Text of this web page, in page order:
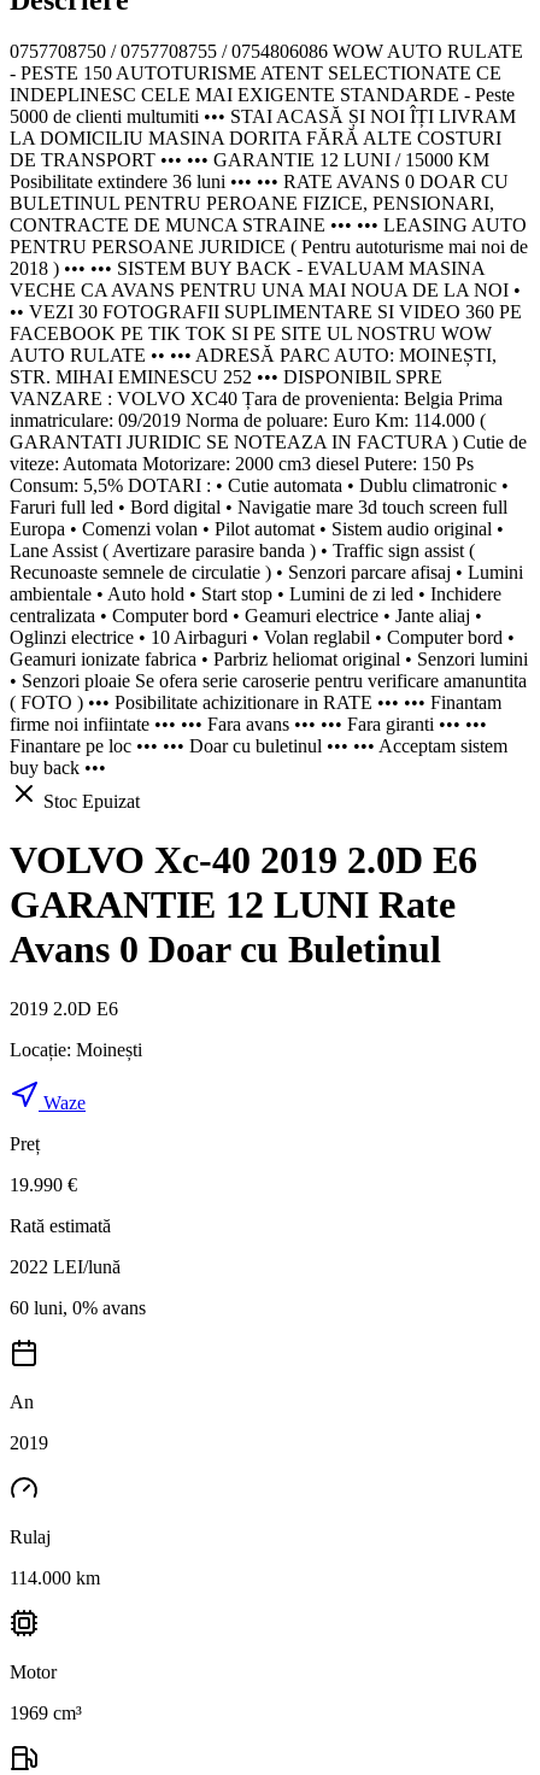
0757708750 / 0757708755 / 0754806086 WOW AUTO RULATE
- PESTE 150 AUTOTURISME ATENT SELECTIONATE CE
INDEPLINESC CELE MAI EXIGENTE STANDARDE - Peste
5000 de clienti multumiti ••• STAI ACASĂ ȘI NOI ÎȚI LIVRAM
LA DOMICILIU MASINA DORITA FĂRĂ ALTE COSTURI
DE TRANSPORT ••• ••• GARANTIE 12 LUNI / 15000 KM
Posibilitate extindere 36 luni ••• ••• RATE AVANS 0 DOAR CU
BULETINUL PENTRU PEROANE FIZICE, PENSIONARI,
CONTRACTE DE MUNCA STRAINE ••• ••• LEASING AUTO
PENTRU PERSOANE JURIDICE ( Pentru autoturisme mai noi de
2018 ) ••• ••• SISTEM BUY BACK - EVALUAM MASINA
VECHE CA AVANS PENTRU UNA MAI NOUA DE LA NOI •
•• VEZI 30 FOTOGRAFII SUPLIMENTARE SI VIDEO 360 PE
FACEBOOK PE TIK TOK SI PE SITE UL NOSTRU WOW
AUTO RULATE •• ••• ADRESĂ PARC AUTO: MOINEȘTI,
STR. MIHAI EMINESCU 252 ••• DISPONIBIL SPRE
VANZARE : VOLVO XC40 Țara de provenienta: Belgia Prima
inmatriculare: 09/2019 Norma de poluare: Euro Km: 114.000 (
GARANTATI JURIDIC SE NOTEAZA IN FACTURA ) Cutie de
viteze: Automata Motorizare: 2000 cm3 diesel Putere: 150 Ps
Consum: 5,5% DOTARI : • Cutie automata • Dublu climatronic •
Faruri full led • Bord digital • Navigatie mare 3d touch screen full
Europa • Comenzi volan • Pilot automat • Sistem audio original •
Lane Assist ( Avertizare parasire banda ) • Traffic sign assist (
Recunoaste semnele de circulatie ) • Senzori parcare afisaj • Lumini
ambientale • Auto hold • Start stop • Lumini de zi led • Inchidere
centralizata • Computer bord • Geamuri electrice • Jante aliaj •
Oglinzi electrice • 10 Airbaguri • Volan reglabil • Computer bord •
Geamuri ionizate fabrica • Parbriz heliomat original • Senzori lumini
• Senzori ploaie Se ofera serie caroserie pentru verificare amanuntita
( FOTO ) ••• Posibilitate achizitionare in RATE ••• ••• Finantam
firme noi infiintate ••• ••• Fara avans ••• ••• Fara giranti ••• •••
Finantare pe loc ••• ••• Doar cu buletinul ••• ••• Acceptam sistem
buy back •••
Stoc Epuizat
VOLVO Xc-40 2019 2.0D E6
GARANTIE 12 LUNI Rate
Avans 0 Doar cu Buletinul
2019 2.0D E6
Locație: Moinești
Waze
Preț
19.990 €
Rată estimată
2022 LEI/lună
60 luni, 0% avans
An
2019
Rulaj
114.000 km
Motor
1969 cm³